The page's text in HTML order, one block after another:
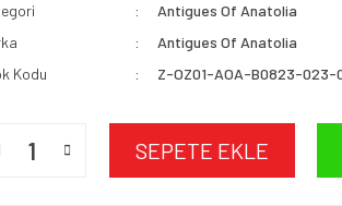
Antigues Of Anatolia
Antigues Of Anatolia
Kodu
Z-OZ01-AOA-B0823-023-
SEPETE EKLE